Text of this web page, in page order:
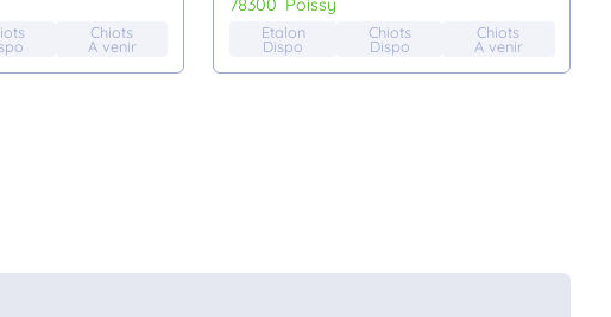
Chiots
A venir
78300
poissy
Etalon
Dispo
Chiots
Dispo
Chiots
A venir